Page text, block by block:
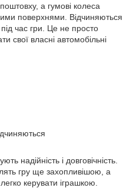
а гумові колеса
поверхнями. Відчиняються
під час гри. Це не просто
свої власні автомобільні
надійність і довговічність.
гру ще захопливішою, а
керувати іграшкою.